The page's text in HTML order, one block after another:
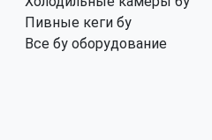
Пивные кеги бу
Все бу оборудование